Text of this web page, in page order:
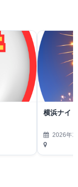
横浜ナイ
2026年1